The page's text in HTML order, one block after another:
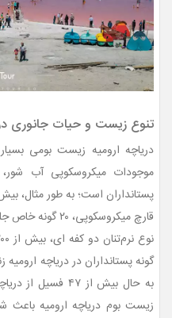
تنوع زیست و حیات جانوری
دریاچه ارومیه زیست بومی
موجودات میکروسکوپی آب شور،
گونه پستانداران در دریاچه
به حال بیش از
زیست بوم دریاچه ارومیه باعث